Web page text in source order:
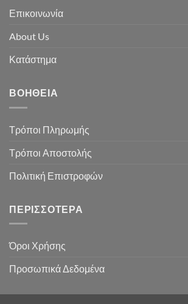
Επικοινωνία
About Us
Κατάστημα
ΒΟΉΘΕΙΑ
Τρόποι Πληρωμής
Τρόποι Αποστολής
Πολιτική Επιστροφών
ΠΕΡΙΣΣΌΤΕΡΑ
Όροι Χρήσης
Προσωπικά Δεδομένα